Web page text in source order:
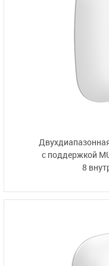
с поддержкой
8